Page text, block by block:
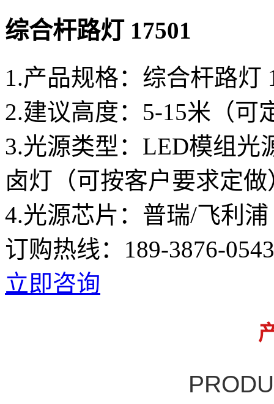
综合杆路灯 17501
1.产品规格：综合杆路灯
2.建议高度：5-15米（可
3.光源类型：LED模组光
卤灯（可按客户要求定做
4.光源芯片：普瑞/飞利浦
订购热线： 189-3876-0543
立即咨询